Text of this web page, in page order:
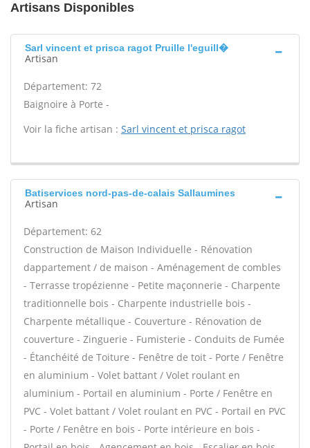
Artisans Disponibles
Sarl vincent et prisca ragot Pruille l'eguill�
Artisan
Département: 72
Baignoire à Porte -
Voir la fiche artisan : Sarl vincent et prisca ragot
Batiservices nord-pas-de-calais Sallaumines
Artisan
Département: 62
Construction de Maison Individuelle - Rénovation
dappartement / de maison - Aménagement de combles
- Terrasse tropézienne - Petite maçonnerie - Charpente
traditionnelle bois - Charpente industrielle bois -
Charpente métallique - Couverture - Rénovation de
couverture - Zinguerie - Fumisterie - Conduits de Fumée
- Étanchéité de Toiture - Fenêtre de toit - Porte / Fenêtre
en aluminium - Volet battant / Volet roulant en
aluminium - Portail en aluminium - Porte / Fenêtre en
PVC - Volet battant / Volet roulant en PVC - Portail en PVC
- Porte / Fenêtre en bois - Porte intérieure en bois -